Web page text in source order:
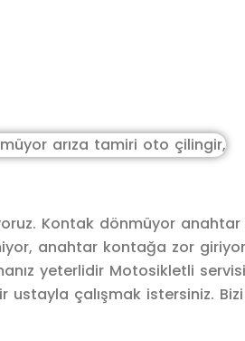
Kontak dönmüyor anahtar
anahtar kontağa zor
yeterlidir Motosikletli
ustayla çalışmak istersiniz.